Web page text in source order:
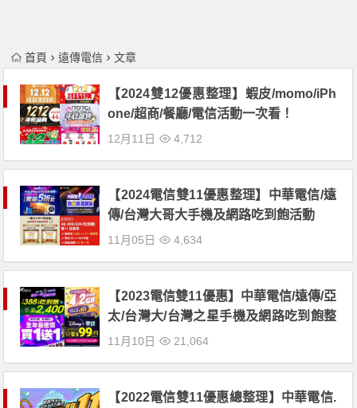
首頁 遠傳電信 文章
【2024雙12優惠整理】蝦皮/momo/iPh
one/超商/餐廳/電信活動一次看！
12月11日 4,712
【2024電信雙11優惠整理】中華電信/遠
傳/台灣大哥大手機及網路吃到飽活動
11月05日 4,634
【2023電信雙11優惠】中華電信/遠傳/亞
太/台灣大/台灣之星手機及網路吃到飽整
理
11月10日 21,064
【2022電信雙11優惠總整理】中華電信.